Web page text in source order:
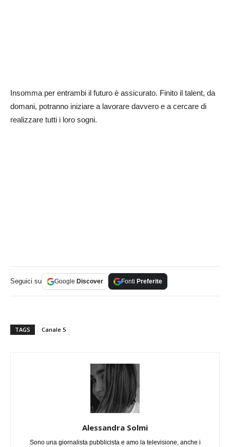
Insomma per entrambi il futuro è assicurato. Finito il talent, da
domani, potranno iniziare a lavorare davvero e a cercare di
realizzare tutti i loro sogni.
Seguici su Google Discover Fonti Preferite
TAGS Canale 5
Alessandra Solmi
Sono una giornalista pubblicista e amo la televisione, anche i